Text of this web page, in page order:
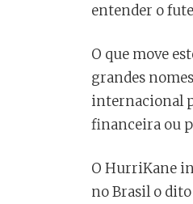
entender o
O que move
grandes
internacional
financeira ou
O HurriKane
no Brasil o